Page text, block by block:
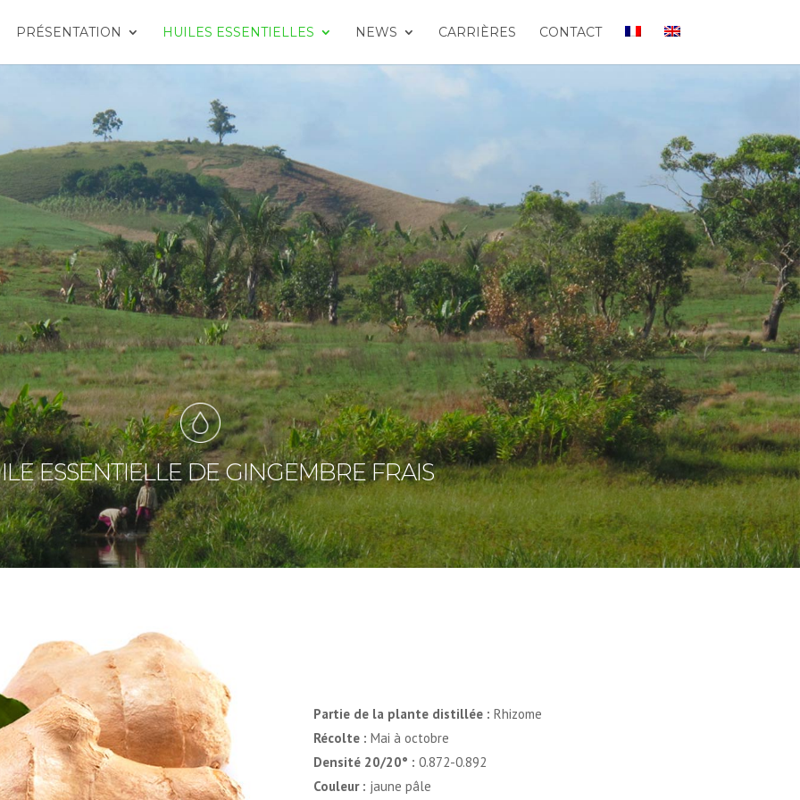
PRÉSENTATION HUILES ESSENTIELLES NEWS CARRIÈRES CONTACT
ESSENTIELLE DE GINGEMBRE FRAIS
Partie de la plante distillée : Rhizome
Récolte : Mai à octobre
Densité 20/20° : 0.872-0.892
Couleur : jaune pâle